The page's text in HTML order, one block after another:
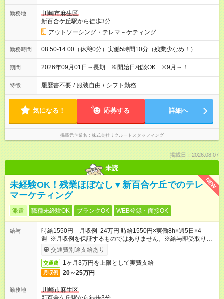
勤務地
川崎市麻生区
新百合ケ丘駅から徒歩3分
アウトソーシング・テレマ－ケティング
勤務時間 08:50-14:00（休憩0分）実働5時間10分（残業少なめ！）
期間 2026年09月01日～長期 ※開始日相談OK ※9月～！
特徴 履歴書不要 / 服装自由 / シフト勤務
気になる！ 応募する 詳細へ
掲載元企業名 株式会社リクルートスタッフィング
掲載日：2026.08.07
未読
NEW
未経験OK！残業ほぼなし▼新百合ケ丘でのテレ
マーケティング
派遣 職種未経験OK ブランクOK WEB登録・面接OK
給与
時給1550円 月収例 24万円 時給1550円×実働8h×週5日×4
週 ※月収例を保証するものではありません。※給与即受取りサ
ービス利用可（利用条件有）
交通費別途支給あり
交通費 1ヶ月3万円を上限として実費支給
月収例 20～25万円
勤務地
川崎市麻生区